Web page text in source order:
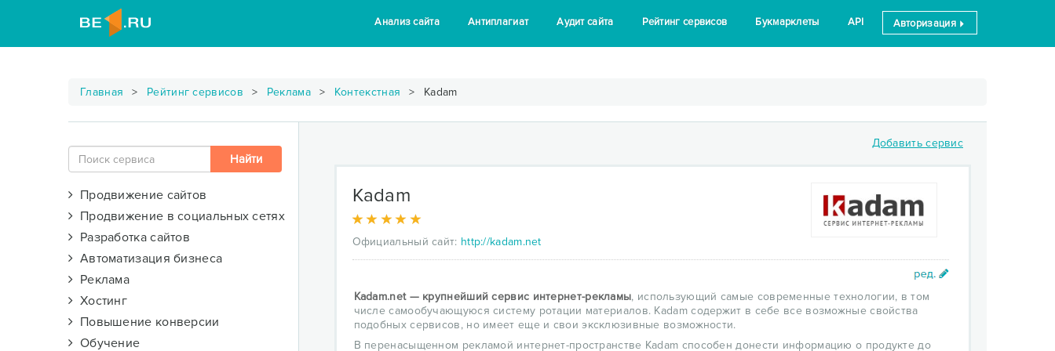
Анализ сайта Антиплагиат Аудит сайта Рейтинг сервисов Букмарклеты API Авторизация
Главная Рейтинг сервисов Реклама Контекстная Kadam
Продвижение сайтов
Продвижение в социальных сетях
Разработка сайтов
Автоматизация бизнеса
Реклама
Хостинг
Повышение конверсии
Обучение
Добавить сервис
Kadam
Официальный сайт: http://kadam.net
Kadam.net — крупнейший сервис интернет-рекламы, использующий самые современные технологии, в том
числе самообучающуюся систему ротации материалов. Kadam содержит в себе все возможные свойства
подобных сервисов, но имеет еще и свои эксклюзивные возможности.
В перенасыщенном рекламой интернет-пространстве Kadam способен донести информацию о продукте до